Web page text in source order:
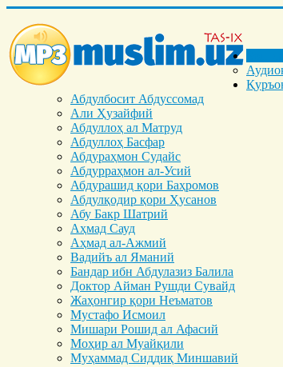
Абдулбосит Абдуссомад
Али Ҳузайфий
Абдуллоҳ ал Матруд
Абдуллоҳ Басфар
Абдураҳмон Судайс
Абдурраҳмон ал-Усий
Абдурашид қори Баҳромов
Абдулқодир қори Ҳусанов
Абу Бакр Шатрий
Аҳмад Сауд
Аҳмад ал-Ажмий
Вадийъ ал Яманий
Бандар ибн Абдулазиз Балила
Доктор Айман Рушди Сувайд
Жаҳонгир қори Неъматов
Мустафо Исмоил
Мишари Рошид ал Афасий
Моҳир ал Муайқили
Муҳаммад Cиддиқ Миншавий